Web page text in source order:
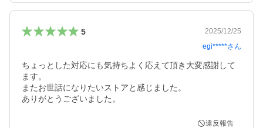
5
2025/12/25
egi*****さん
ちょっとした対応にも気持ちよく応えて頂き大変感謝して
ます。
またお世話になりたいストアと感じました。
ありがとうございました。
違反報告